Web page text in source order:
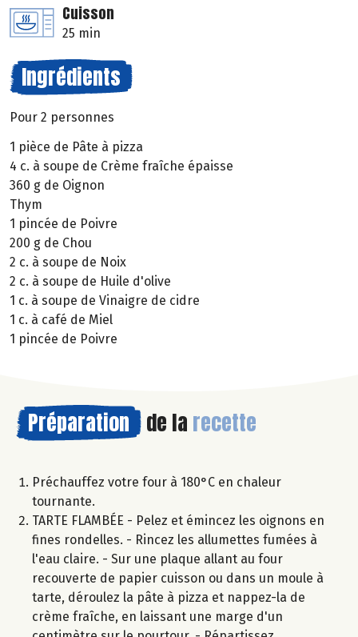
Cuisson
25 min
Ingrédients
Pour 2 personnes
1 pièce de Pâte à pizza
4 c. à soupe de Crème fraîche épaisse
360 g de Oignon
Thym
1 pincée de Poivre
200 g de Chou
2 c. à soupe de Noix
2 c. à soupe de Huile d'olive
1 c. à soupe de Vinaigre de cidre
1 c. à café de Miel
1 pincée de Poivre
Préparation de la recette
Préchauffez votre four à 180°C en chaleur
tournante.
TARTE FLAMBÉE - Pelez et émincez les oignons en
fines rondelles. - Rincez les allumettes fumées à
l'eau claire. - Sur une plaque allant au four
recouverte de papier cuisson ou dans un moule à
tarte, déroulez la pâte à pizza et nappez-la de
crème fraîche, en laissant une marge d'un